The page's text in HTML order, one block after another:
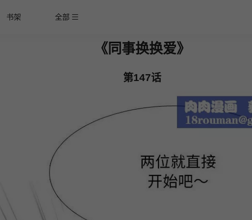
书架 全部
《同事换换爱》
第147话